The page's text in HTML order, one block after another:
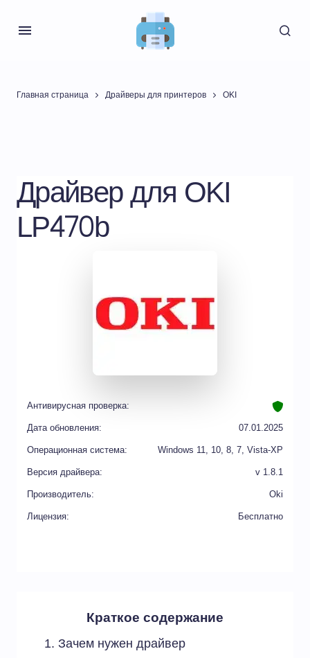
Главная страница Драйверы для принтеров OKI
Драйвер для OKI
LP470b
Антивирусная проверка:
Дата обновления: 07.01.2025
Операционная система: Windows 11, 10, 8, 7, Vista-XP
Версия драйвера: v 1.8.1
Производитель: Oki
Лицензия: Бесплатно
Краткое содержание
Зачем нужен драйвер